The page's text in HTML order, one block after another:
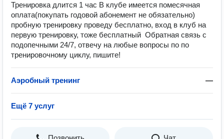
Тренировка длится 1 час️ В клубе имеется помесячная
оплата️(покупать годовой абонемент не обязательно)
️пробную тренировку проведу бесплатно, вход в клуб на
первую тренировку, тоже бесплатный ️ Обратная связь с
подопечными 24/7, отвечу на любые вопросы по по
тренировочному циклу, пишите!
Аэробный тренинг —
Ещё 7 услуг